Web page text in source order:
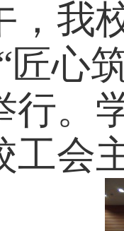
，我
匠心
行。
工会